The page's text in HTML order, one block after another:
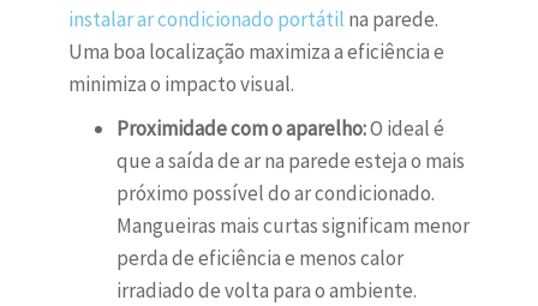
instalar ar condicionado portátil na parede.
Uma boa localização maximiza a eficiência e
minimiza o impacto visual.
Proximidade com o aparelho:O ideal é
que a saída de ar na parede esteja o mais
próximo possível do ar condicionado.
Mangueiras mais curtas significam menor
perda de eficiência e menos calor
irradiado de volta para o ambiente.